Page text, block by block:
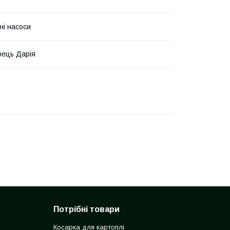
насоси
Дарія
Потрібні товари
Косарка для картоплі